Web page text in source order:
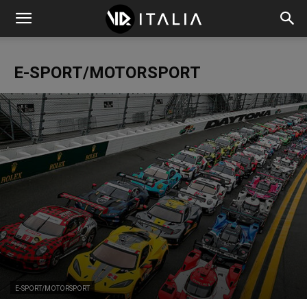
E-SPORT/MOTORSPORT
E-SPORT/MOTORSPORT